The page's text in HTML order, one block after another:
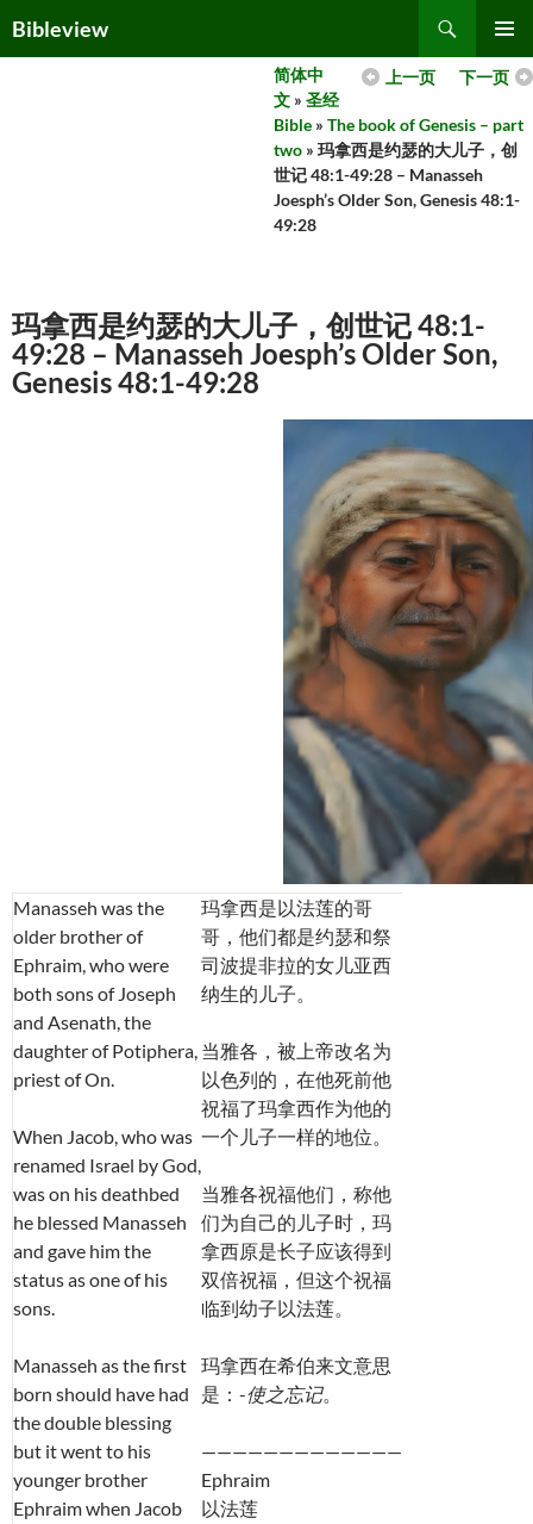
toBibleview
MENU
下一页
上一页
简体中
文 » 圣经
Bible » The book of Genesis – part
two » 玛拿西是约瑟的大儿子，创
世记 48:1-49:28 – Manasseh
Joesph’s Older Son, Genesis 48:1-
49:28
玛拿西是约瑟的大儿子，创世记 48:1-
49:28 – Manasseh Joesph’s Older Son,
Genesis 48:1-49:28
Manasseh was the
older brother of
Ephraim, who were
both sons of Joseph
and Asenath, the
daughter of Potiphera,
priest of On.
When Jacob, who was
renamed Israel by God,
was on his deathbed
he blessed Manasseh
and gave him the
status as one of his
sons.
Manasseh as the first
born should have had
the double blessing
but it went to his
younger brother
Ephraim when Jacob
玛拿西是以法莲的哥
哥，他们都是约瑟和祭
司波提非拉的女儿亚西
纳生的儿子。
当雅各，被上帝改名为
以色列的，在他死前他
祝福了玛拿西作为他的
一个儿子一样的地位。
当雅各祝福他们，称他
们为自己的儿子时，玛
拿西原是长子应该得到
双倍祝福，但这个祝福
临到幼子以法莲。
玛拿西在希伯来文意思
是：-使之忘记。
—————————————
Ephraim
以法莲